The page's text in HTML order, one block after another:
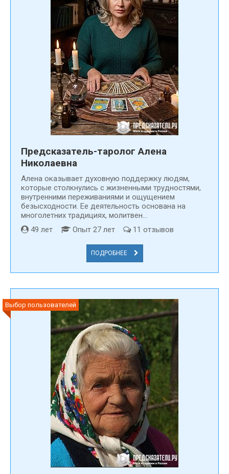
Предсказатель-таролог Алена
Николаевна
Алена оказывает духовную поддержку людям,
которые столкнулись с жизненными трудностями,
внутренними переживаниями и ощущением
безысходности. Ее деятельность основана на
многолетних традициях, молитвен...
49 лет
Опыт 27 лет 11 отзывов
ПОДРОБНЕЕ
Выбор пользователей